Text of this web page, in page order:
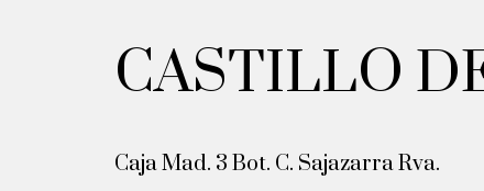
CASTILLO
Caja Mad. 3 Bot. C. Sajazarra Rva.